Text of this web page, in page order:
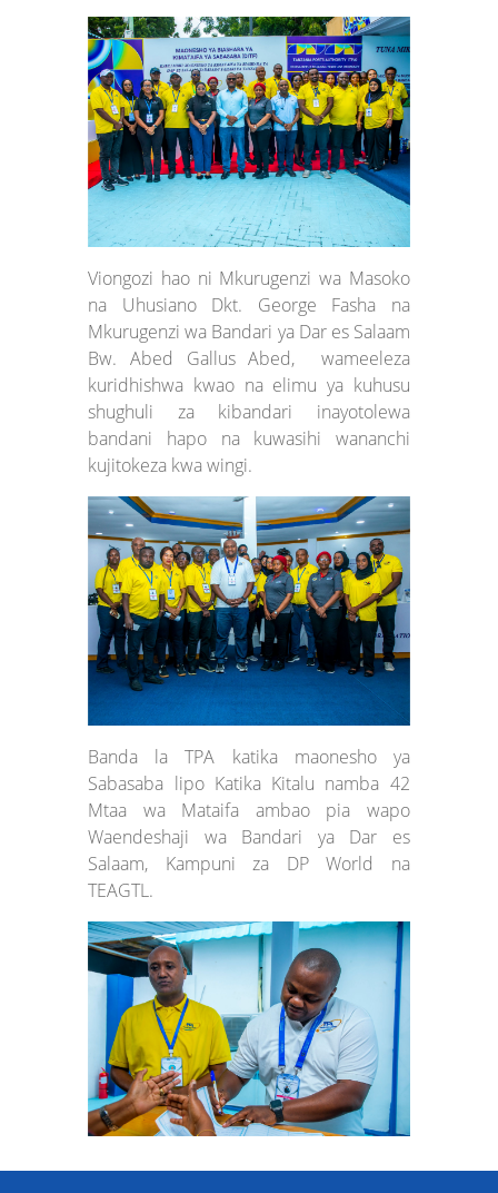
Viongozi hao ni Mkurugenzi wa Masoko
na Uhusiano Dkt. George Fasha na
Mkurugenzi wa Bandari ya Dar es Salaam
Bw. Abed Gallus Abed, wameeleza
kuridhishwa kwao na elimu ya kuhusu
shughuli za kibandari inayotolewa
bandani hapo na kuwasihi wananchi
kujitokeza kwa wingi.
Banda la TPA katika maonesho ya
Sabasaba lipo Katika Kitalu namba 42
Mtaa wa Mataifa ambao pia wapo
Waendeshaji wa Bandari ya Dar es
Salaam, Kampuni za DP World na
TEAGTL.